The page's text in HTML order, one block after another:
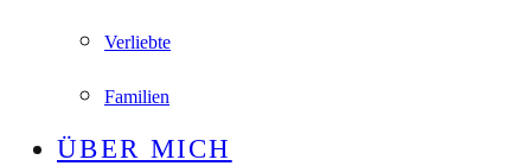
Verliebte
Familien
ÜBER MICH